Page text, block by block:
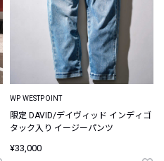
WP WESTPOINT
限定 DAVID/デイヴィッド インディゴ
タック入り イージーパンツ
¥33,000